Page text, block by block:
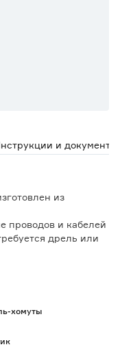
и документы
из
проводов и кабелей
дрель или
хомуты